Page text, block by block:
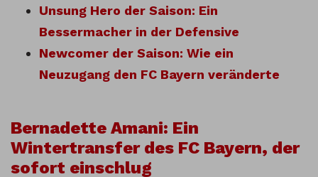
Unsung Hero der Saison: Ein
Bessermacher in der Defensive
Newcomer der Saison: Wie ein
Neuzugang den FC Bayern veränderte
Bernadette Amani: Ein
Wintertransfer des FC Bayern, der
sofort einschlug